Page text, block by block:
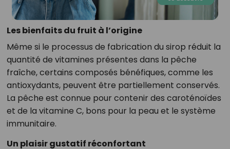
Les bienfaits du fruit à l’origine
Même si le processus de fabrication du sirop réduit la
quantité de vitamines présentes dans la pêche
fraîche, certains composés bénéfiques, comme les
antioxydants, peuvent être partiellement conservés.
La pêche est connue pour contenir des caroténoïdes
et de la vitamine C, bons pour la peau et le système
immunitaire.
Un plaisir gustatif réconfortant